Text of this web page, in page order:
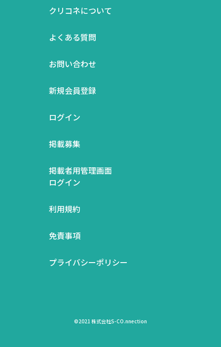
クリコネについて
よくある質問
お問い合わせ
新規会員登録
ログイン
掲載募集
掲載者用管理画面
ログイン
利用規約
免責事項
プライバシーポリシー
©2021 株式会社S-CO.nnection